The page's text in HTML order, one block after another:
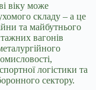
віку може
складу – а це
та майбутнього
вагонів
логістики та
сектору.